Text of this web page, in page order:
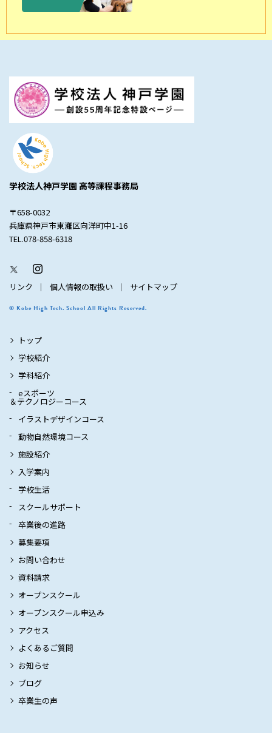
学校法人神戸学園 高等課程事務局
〒658-0032
兵庫県神戸市東灘区向洋町中1-16
TEL.078-858-6318
リンク 個人情報の取扱い サイトマップ
© Kobe High Tech. School All Rights Reserved.
トップ
学校紹介
学科紹介
eスポーツ
＆テクノロジーコース
イラストデザインコース
動物自然環境コース
施設紹介
入学案内
学校生活
スクールサポート
卒業後の進路
募集要項
お問い合わせ
資料請求
オープンスクール
オープンスクール申込み
アクセス
よくあるご質問
お知らせ
ブログ
卒業生の声